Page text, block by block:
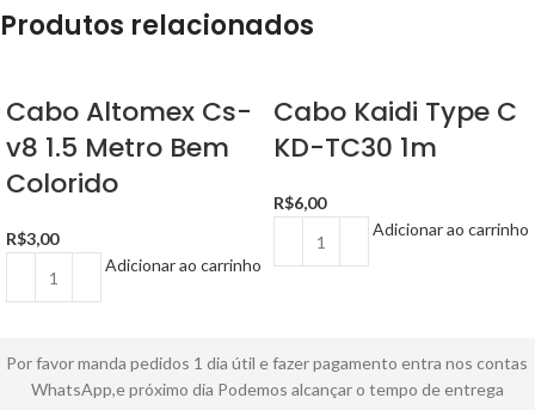
Produtos relacionados
Cabo Altomex Cs-
v8 1.5 Metro Bem
Colorido
R$3,00
Adicionar ao carrinho
Cabo Kaidi Type C
KD-TC30 1m
R$6,00
Adicionar ao carrinho
Por favor manda pedidos 1 dia útil e fazer pagamento entra nos contas
WhatsApp,e próximo dia Podemos alcançar o tempo de entrega